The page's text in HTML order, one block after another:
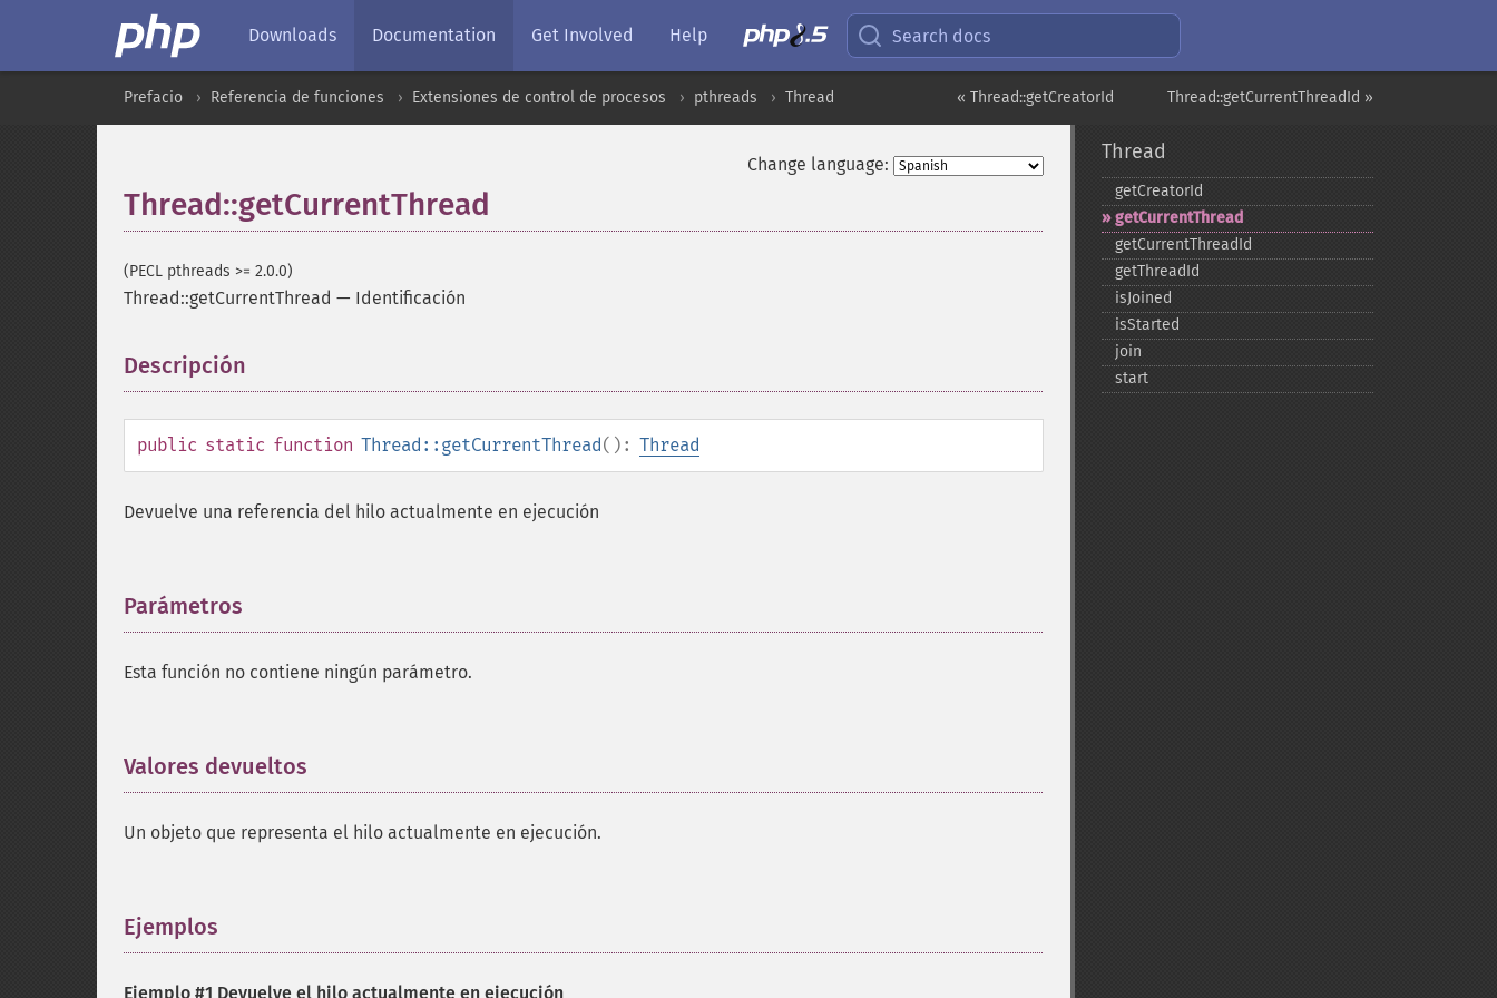
Downloads Documentation Get Involved Help Search docs
Thread::getCurrentThreadId »
« Thread::getCreatorId
Prefacio Referencia de funciones Extensiones de control de procesos pthreads Thread
Change language:
Thread::getCurrentThread
(PECL pthreads >= 2.0.0)
Thread::getCurrentThread — Identificación
Descripción
public static function Thread::getCurrentThread(): Thread
Devuelve una referencia del hilo actualmente en ejecución
Parámetros
Esta función no contiene ningún parámetro.
Valores devueltos
Un objeto que representa el hilo actualmente en ejecución.
Ejemplos
Ejemplo #1 Devuelve el hilo actualmente en ejecución
Thread
getCreatorId
getCurrentThread
getCurrentThreadId
getThreadId
isJoined
isStarted
join
start